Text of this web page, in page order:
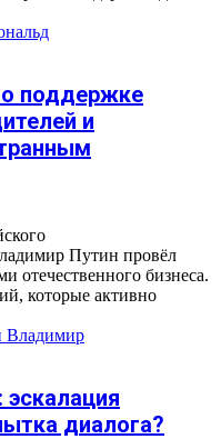
о поддержке
и
Путин провёл
отечественного бизнеса.
которые активно
Владимир
эскалация
диалога?